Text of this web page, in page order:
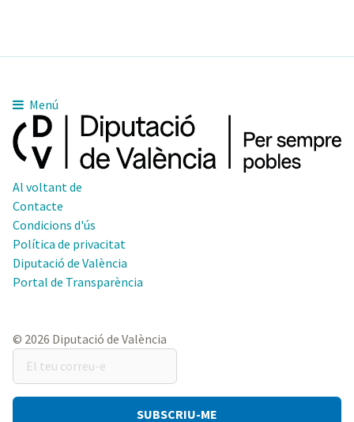
Menú
Al voltant de
Contacte
Condicions d'ús
Política de privacitat
Diputació de València
Portal de Transparència
© 2026 Diputació de València
El
teu
correu-